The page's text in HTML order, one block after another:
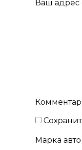
Ваш адрес
Марка авто